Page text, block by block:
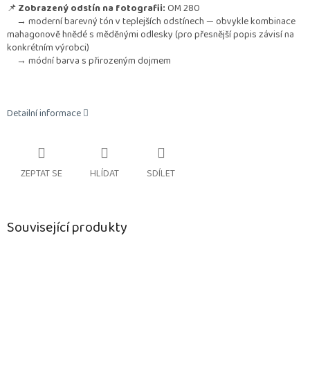
📌Zobrazený odstín na fotografii:OM 280
→ moderní barevný tón v teplejších odstínech — obvykle kombinace
mahagonově hnědé s měděnými odlesky (pro přesnější popis závisí na
konkrétním výrobci)
→ módní barva s přirozeným dojmem
Detailní informace
ZEPTAT SE HLÍDAT SDÍLET
Související produkty